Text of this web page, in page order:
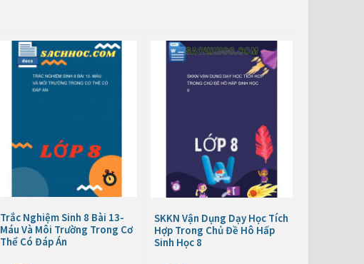
Trắc Nghiệm Sinh 8 Bài 13-
Máu Và Môi Trường Trong Cơ
Thể Có Đáp Án
SKKN Vận Dụng Dạy Học Tích
Hợp Trong Chủ Đề Hô Hấp
Sinh Học 8